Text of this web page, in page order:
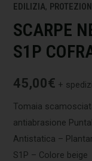
EDILIZIA,
SCARPE
S1P
45,00€ +
Tomaia
antiabrasione
Antistatica –
S1P – Colore beige